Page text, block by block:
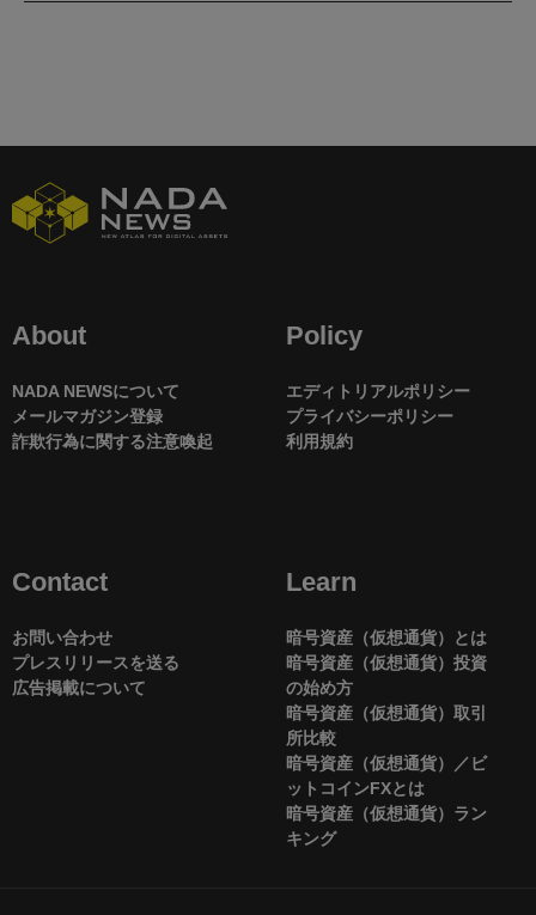
About
NADA NEWSについて
メールマガジン登録
詐欺行為に関する注意喚起
Policy
エディトリアルポリシー
プライバシーポリシー
利用規約
Contact
お問い合わせ
プレスリリースを送る
広告掲載について
Learn
暗号資産（仮想通貨）とは
暗号資産（仮想通貨）投資
の始め方
暗号資産（仮想通貨）取引
所比較
暗号資産（仮想通貨）／ビ
ットコインFXとは
暗号資産（仮想通貨）ラン
キング